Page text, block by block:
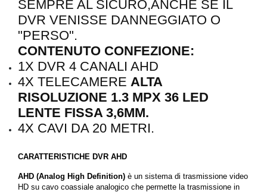
SEMPRE AL SICURO,ANCHE SE IL
DVR VENISSE DANNEGGIATO O
"PERSO".
CONTENUTO CONFEZIONE:
1X DVR 4 CANALI AHD
4X TELECAMERE ALTA
RISOLUZIONE 1.3 MPX 36 LED
LENTE FISSA 3,6MM.
4X CAVI DA 20 METRI.
CARATTERISTICHE DVR AHD
AHD (Analog High Definition) è un sistema di trasmissione video
HD su cavo coassiale analogico che permette la trasmissione in